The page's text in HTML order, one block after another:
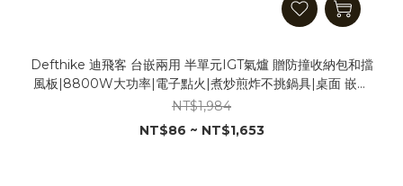
Defthike 迪飛客 台嵌兩用 半單元IGT氣爐 贈防撞收納包和擋
風板|8800W大功率|電子點火|煮炒煎炸不挑鍋具|桌面 嵌入
IGT桌兩用|爆炒神器 卡式爐 IGT爐
NT$1,984
NT$86 ~ NT$1,653